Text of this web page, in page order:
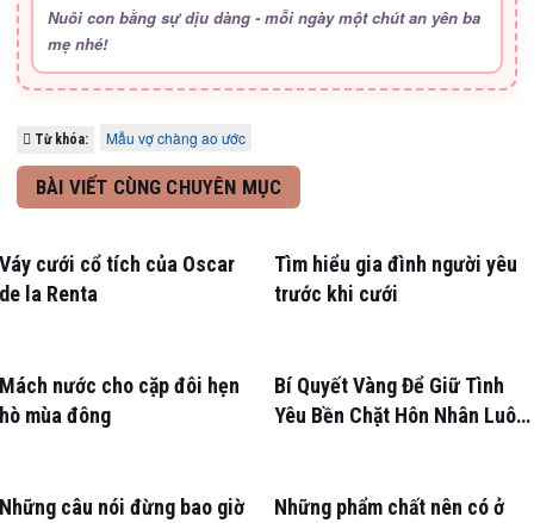
Nuôi con bằng sự dịu dàng - mỗi ngày một chút an yên ba
mẹ nhé!
Từ khóa: Mẫu vợ chàng ao ước
BÀI VIẾT CÙNG CHUYÊN MỤC
Váy cưới cổ tích của Oscar
de la Renta
Tìm hiểu gia đình người yêu
trước khi cưới
Mách nước cho cặp đôi hẹn
hò mùa đông
Bí Quyết Vàng Để Giữ Tình
Yêu Bền Chặt Hôn Nhân Luôn
Những câu nói đừng bao giờ
Những phẩm chất nên có ở